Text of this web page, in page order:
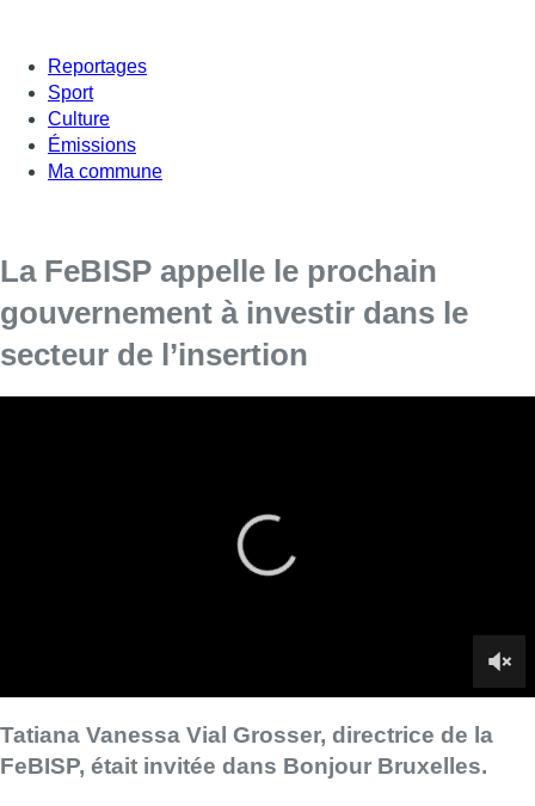
Reportages
Sport
Culture
Émissions
Ma commune
La FeBISP appelle le prochain
gouvernement à investir dans le
secteur de l’insertion
crainte de perdre 2700 emplois. Plus tard dans la journée, le
gouvernement bruxellois disait avoir trouvé une solution de
“On a juste reporté le problème à plus tard
Ce sont en général des
ASBL qui se forment pour développer des emplois pour des
personnes peu qualifiées
“, indique Tatiana Vanessa Vial
Grosser. Ces emplois de transition visent à former ces
personnes.